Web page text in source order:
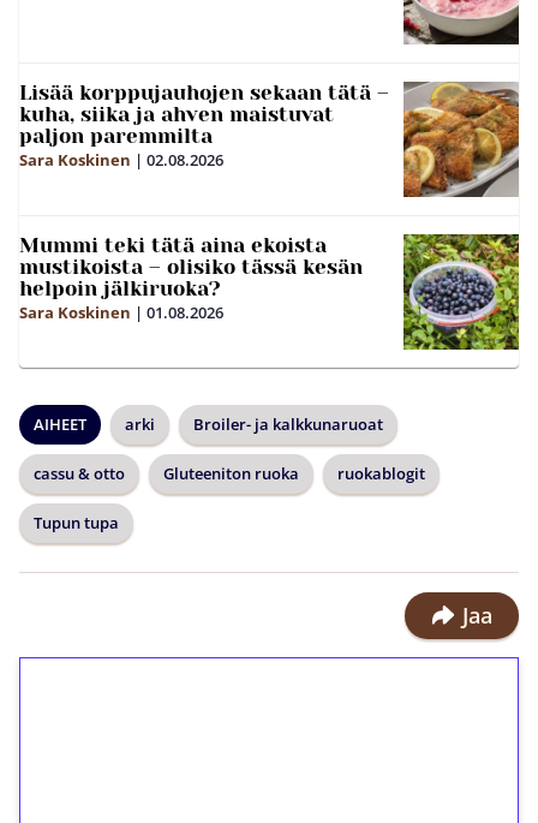
Lisää korppujauhojen sekaan tätä –
kuha, siika ja ahven maistuvat
paljon paremmilta
Sara Koskinen | 02.08.2026
Mummi teki tätä aina ekoista
mustikoista – olisiko tässä kesän
helpoin jälkiruoka?
Sara Koskinen | 01.08.2026
AIHEET arki Broiler- ja kalkkunaruoat
cassu & otto Gluteeniton ruoka ruokablogit
Tupun tupa
Jaa